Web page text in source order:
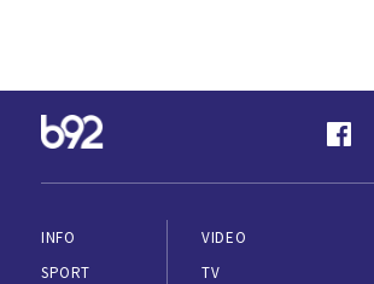
INFO
SPORT
VIDEO
TV